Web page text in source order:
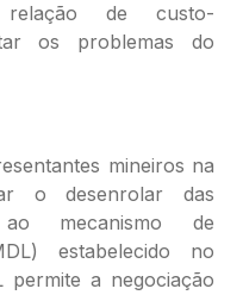
de custo-
os problemas do
mineiros na
o desenrolar das
ao mecanismo de
estabelecido no
a negociação